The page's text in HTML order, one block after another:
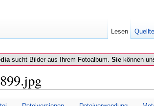
sucht Bilder aus Ihrem Fotoalbum. Sie können
Lesen